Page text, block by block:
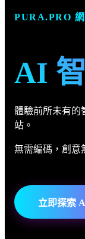
PURA.PRO
AI
體驗前所未有的
站。
無需編碼，創意
立即探索